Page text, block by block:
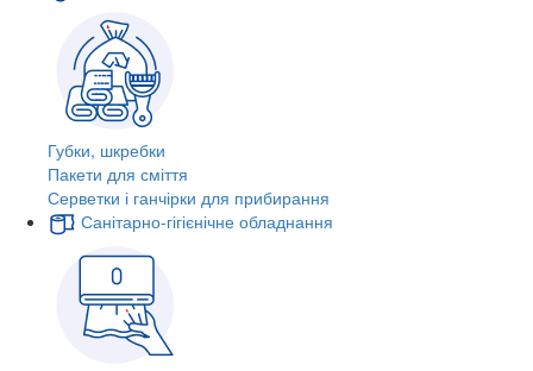
Губки, шкребки
Пакети для сміття
Серветки і ганчірки для прибирання
Санітарно-гігієнічне обладнання